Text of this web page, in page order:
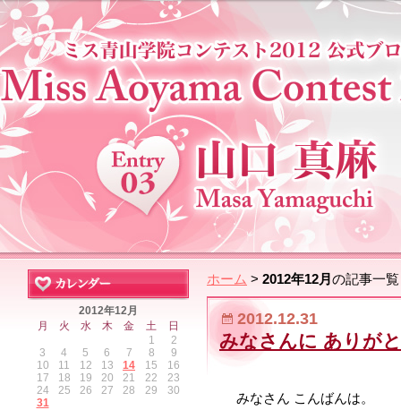
ホーム > 2012年12月 の記事一覧
2012.12.31
みなさんに ありが
みなさん こんばんは。
2012年12月
月
火 水 木 金 土 日
1
2
3
4 5 6 7 8
9
10
11 12 13 14 15
16
17
18 19 20 21 22
23
24
25 26 27 28 29
30
31